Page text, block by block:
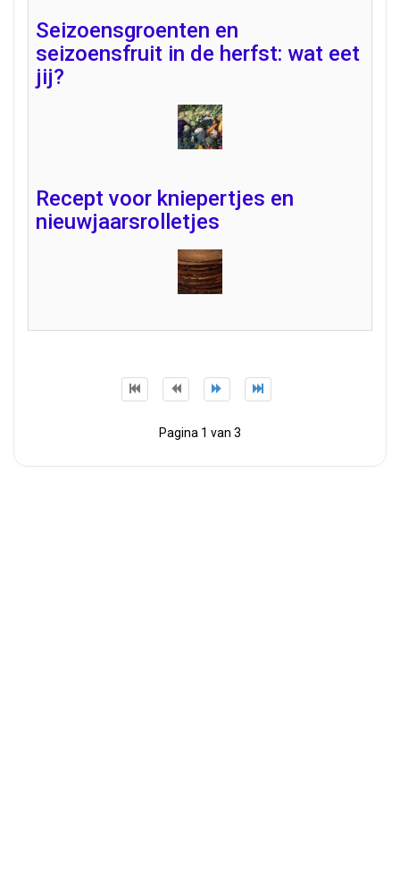
Seizoensgroenten en
seizoensfruit in de herfst: wat eet
jij?
Recept voor kniepertjes en
nieuwjaarsrolletjes
Pagina 1 van 3